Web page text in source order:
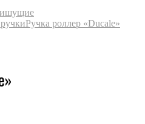
Ручка роллер «Ducale»